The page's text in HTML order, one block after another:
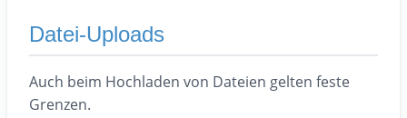
Datei-Uploads
Auch beim Hochladen von Dateien gelten feste
Grenzen.